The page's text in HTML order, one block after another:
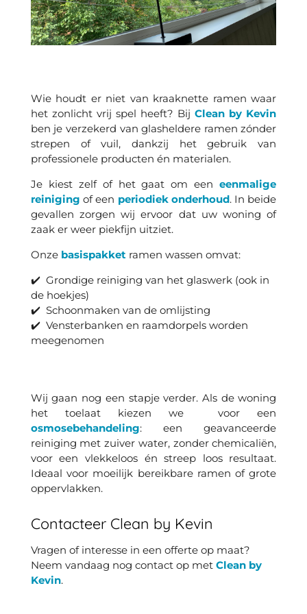
Wie houdt er niet van kraaknette ramen waar
het zonlicht vrij spel heeft? BijClean by Kevin
ben je verzekerd van glasheldere ramen zónder
strepen of vuil, dankzij het gebruik van
professionele producten én materialen.
Je kiest zelf of het gaat om eeneenmalige
reiniging of een periodiek onderhoud. In beide
gevallen zorgen wij ervoor dat uw woning of
zaak er weer piekfijn uitziet.
Onze basispakket ramen wassen omvat:
✔️ Grondige reiniging van het glaswerk (ook in
de hoekjes)
✔️ Schoonmaken van de omlijsting
✔️ Vensterbanken en raamdorpels worden
meegenomen
Wij gaan nog een stapje verder. Als de woning
het toelaat kiezen we voor een
osmosebehandeling: een geavanceerde
reiniging met zuiver water, zonder chemicaliën,
voor een vlekkeloos én streep loos resultaat.
Ideaal voor moeilijk bereikbare ramen of grote
oppervlakken.
Contacteer Clean by Kevin
Vragen of interesse in een offerte op maat?
Neem vandaag nog contact op met Clean by
Kevin.